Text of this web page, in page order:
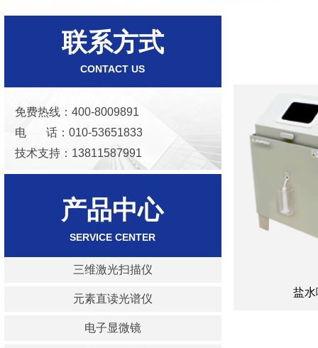
盐
联系方式
CONTACT US
免费热线：400-8009891
电 话：010-53651833
技术支持：13811587991
邮 箱：keaoxinda@163.com
产品中心
SERVICE CENTER
三维激光扫描仪
元素直读光谱仪
电子显微镜